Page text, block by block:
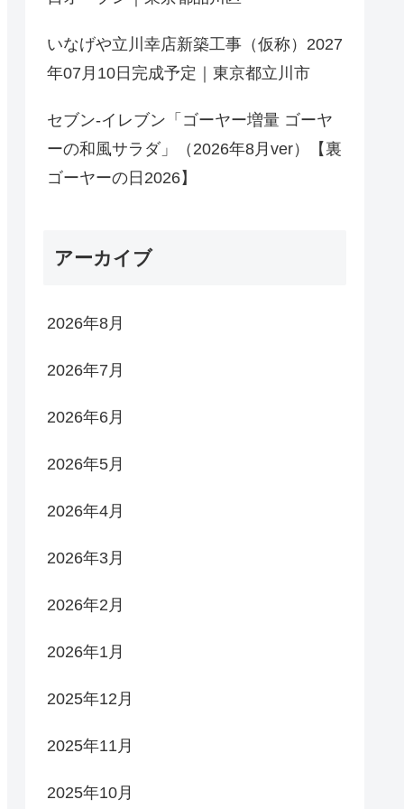
いなげや立川幸店新築工事（仮称）2027
年07月10日完成予定｜東京都立川市
セブン-イレブン「ゴーヤー増量 ゴーヤ
ーの和風サラダ」（2026年8月ver）【裏
ゴーヤーの日2026】
アーカイブ
2026年8月
2026年7月
2026年6月
2026年5月
2026年4月
2026年3月
2026年2月
2026年1月
2025年12月
2025年11月
2025年10月